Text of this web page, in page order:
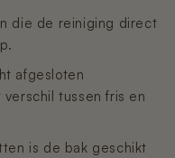
die de reiniging direct
afgesloten
tussen fris en
is de bak geschikt